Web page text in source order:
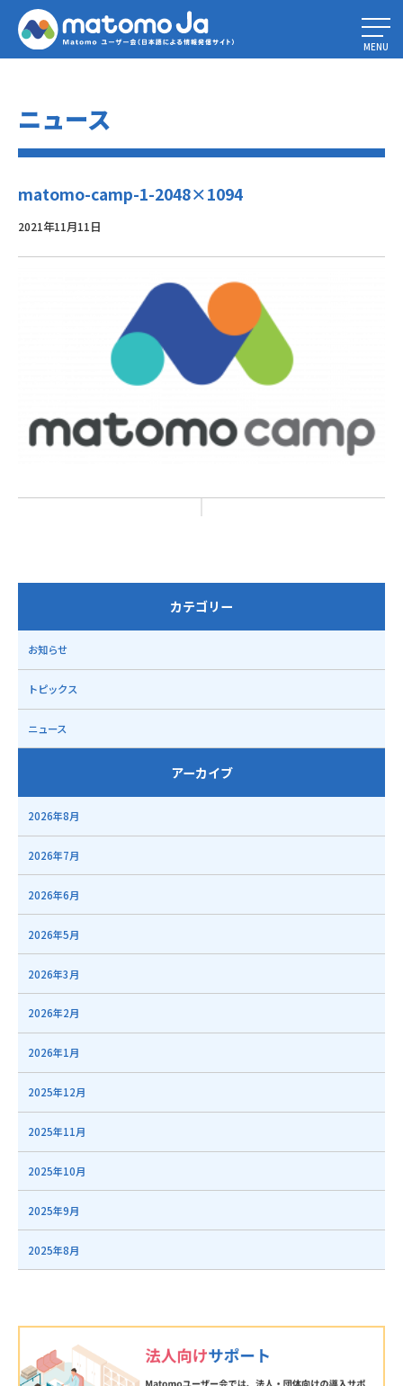
Home» 11月4日と5日にMatomoCampLiveに参加
2048×1094
MENU
ニュース
matomo-camp-1-2048×1094
2021年11月11日
カテゴリー
お知らせ
トピックス
ニュース
アーカイブ
2026年8月
2026年7月
2026年6月
2026年5月
2026年3月
2026年2月
2026年1月
2025年12月
2025年11月
2025年10月
2025年9月
2025年8月